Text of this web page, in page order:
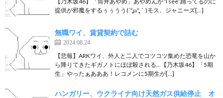
提供が邪魔をするぅぅうう(´°̥̥̥̥̥̥̥̥ω°̥̥̥̥̥̥̥̥｀)モス、ジャニーズ[…]
無職ワイ、賃貸契約で詰む
2024.08.24
【悲報】ARKワイ、外人と二人でコツコツ集めた恐竜を山か
ら降りてきたギガノトにほぼ殺される…【乃木坂46】「5期
生」やったぁあああ！レコメンに5期生が[…]
ハンガリー、ウクライナ向け天然ガス供給停止 オ